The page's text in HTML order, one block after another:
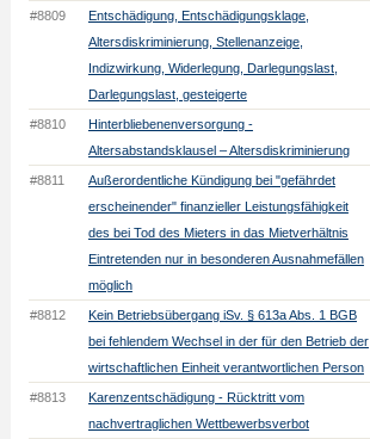
#8809
Entschädigung, Entschädigungsklage,
Altersdiskriminierung, Stellenanzeige,
Indizwirkung, Widerlegung, Darlegungslast,
Darlegungslast, gesteigerte
#8810
Hinterbliebenenversorgung -
Altersabstandsklausel – Altersdiskriminierung
#8811
Außerordentliche Kündigung bei "gefährdet
erscheinender" finanzieller Leistungsfähigkeit
des bei Tod des Mieters in das Mietverhältnis
Eintretenden nur in besonderen Ausnahmefällen
möglich
#8812
Kein Betriebsübergang iSv. § 613a Abs. 1 BGB
bei fehlendem Wechsel in der für den Betrieb der
wirtschaftlichen Einheit verantwortlichen Person
#8813
Karenzentschädigung - Rücktritt vom
nachvertraglichen Wettbewerbsverbot